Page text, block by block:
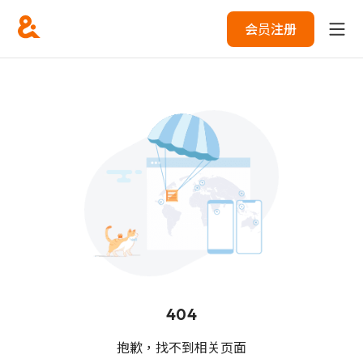
会员注册
404
抱歉，找不到相关页面